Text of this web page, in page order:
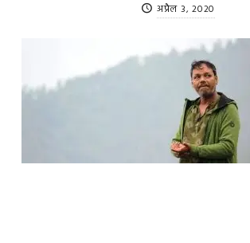
अप्रैल 3, 2020